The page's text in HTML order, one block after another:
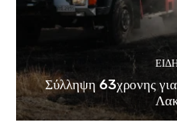
Σύλληψη 63χρονης